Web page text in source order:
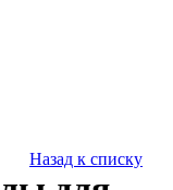
Назад к списку